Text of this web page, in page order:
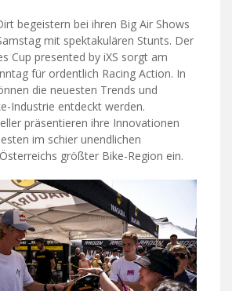
begeistern bei ihren Big Air Shows
mit spektakulären Stunts. Der
Cup presented by iXS sorgt am
für ordentlich Racing Action. In
die neuesten Trends und
Industrie entdeckt werden.
präsentieren ihre Innovationen
im schier unendlichen
größter Bike-Region ein.